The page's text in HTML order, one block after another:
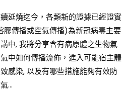
延燒迄今，各類新的證據已經證實
膠傳播或空氣傳播)為新冠病毒主要
中, 我將分享含有病原體之生物氣
中如何傳播流佈，進入可能宿主體
感染, 以及有哪些措施能夠有效防
...